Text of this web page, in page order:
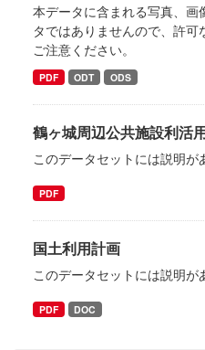
本データに含まれる写真、
タではありませんので、許可
ご注意ください。
PDF ODT ODS
鶴ヶ城周辺公共施設利活
このデータセットには説明が
PDF
国土利用計画
このデータセットには説明が
PDF DOC